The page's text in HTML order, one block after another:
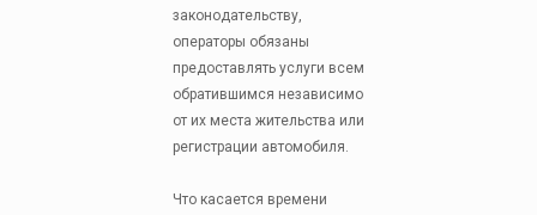
законодательству,
операторы обязаны
предоставлять услуги всем
обратившимся независимо
от их места жительства или
регистрации автомобиля.
Что касается времени